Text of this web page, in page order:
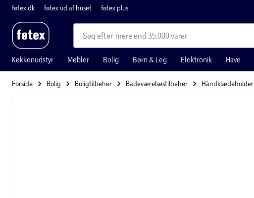
føtex.dk føtex ud af huset føtex plus
mere end 35.000 varer
Køkkenudstyr Møbler Bolig Børn & Leg Elektronik Have
Forside Bolig Boligtilbehør Badeværelsestilbehør Håndklædeholder